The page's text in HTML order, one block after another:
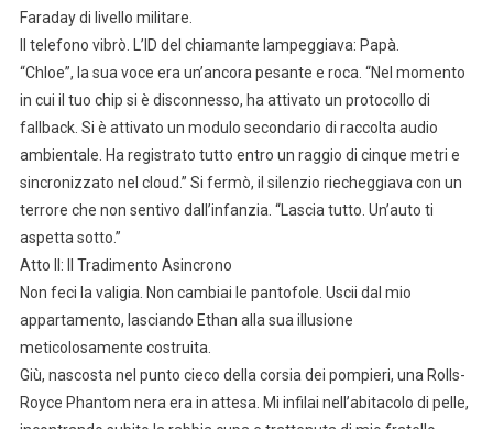
Faraday di livello militare.
Il telefono vibrò. L’ID del chiamante lampeggiava: Papà.
“Chloe”, la sua voce era un’ancora pesante e roca. “Nel momento
in cui il tuo chip si è disconnesso, ha attivato un protocollo di
fallback. Si è attivato un modulo secondario di raccolta audio
ambientale. Ha registrato tutto entro un raggio di cinque metri e
sincronizzato nel cloud.” Si fermò, il silenzio riecheggiava con un
terrore che non sentivo dall’infanzia. “Lascia tutto. Un’auto ti
aspetta sotto.”
Atto II: Il Tradimento Asincrono
Non feci la valigia. Non cambiai le pantofole. Uscii dal mio
appartamento, lasciando Ethan alla sua illusione
meticolosamente costruita.
Giù, nascosta nel punto cieco della corsia dei pompieri, una Rolls-
Royce Phantom nera era in attesa. Mi infilai nell’abitacolo di pelle,